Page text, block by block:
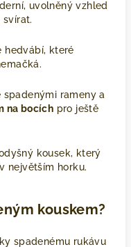
uvolněný vzhled
svírat.
hedvábí, které
spadenými rameny a
na bocích pro ještě
kousek, který
největším horku.
kouskem?
spadenému rukávu